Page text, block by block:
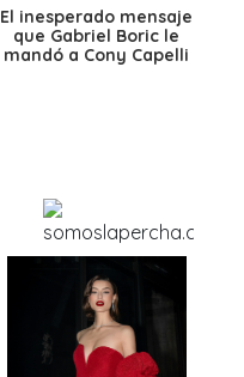
El inesperado mensaje
que Gabriel Boric le
mandó a Cony Capelli